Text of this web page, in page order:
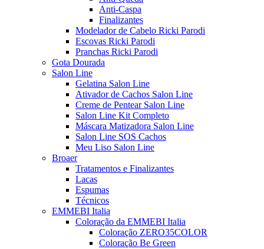
Anti-Caspa
Finalizantes
Modelador de Cabelo Ricki Parodi
Escovas Ricki Parodi
Pranchas Ricki Parodi
Gota Dourada
Salon Line
Gelatina Salon Line
Ativador de Cachos Salon Line
Creme de Pentear Salon Line
Salon Line Kit Completo
Máscara Matizadora Salon Line
Salon Line SOS Cachos
Meu Liso Salon Line
Broaer
Tratamentos e Finalizantes
Lacas
Espumas
Técnicos
EMMEBI Italia
Coloração da EMMEBI Italia
Coloração ZERO35COLOR
Coloração Be Green